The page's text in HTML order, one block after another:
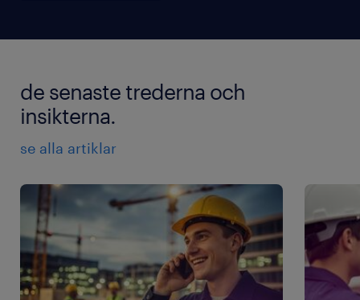
de senaste trederna och
insikterna.
se alla artiklar